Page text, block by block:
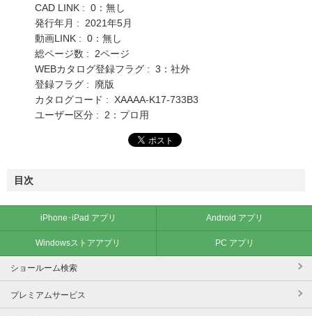
CAD LINK : 0：無し
発行年月 : 2021年5月
動画LINK : 0：無し
総ページ数 : 2ページ
WEBカタログ登録フラグ : 3：社外
登録フラグ : 廃版
カタログコード : XAAAA-K17-733B3
ユーザー区分 : 2：プロ用
目次
iPhone･iPad アプリ Android アプリ
Windowsストアアプリ PC アプリ
ショールーム検索
プレミアムサービス